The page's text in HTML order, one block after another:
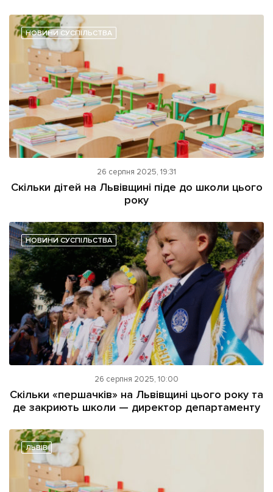
Наші соц мережі
Підтримати dyvys.info
НОВИНИ СУСПІЛЬСТВА
26 серпня 2025, 19:31
Скільки дітей на Львівщині піде до школи цього
року
НОВИНИ СУСПІЛЬСТВА
26 серпня 2025, 10:00
Скільки «першачків» на Львівщині цього року та
де закриють школи — директор департаменту
ЛЬВІВ